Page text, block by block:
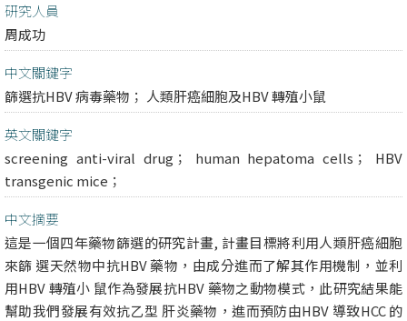
研究人員
周成功
中文關鍵字
篩選抗HBV 病毒藥物； 人類肝癌細胞及HBV 轉殖小鼠
英文關鍵字
screening anti-viral drug； human hepatoma cells； HBV
transgenic mice；
中文摘要
這是一個四年藥物篩選的研究計畫, 計畫目標將利用人類肝癌細胞
來篩 選天然物中抗HBV 藥物，由成分進而了解其作用機制，並利
用HBV 轉殖小 鼠作為發展抗HBV 藥物之動物模式，此研究結果能
幫助我們發展有效抗乙型 肝炎藥物，進而預防由HBV 導致HCC 的